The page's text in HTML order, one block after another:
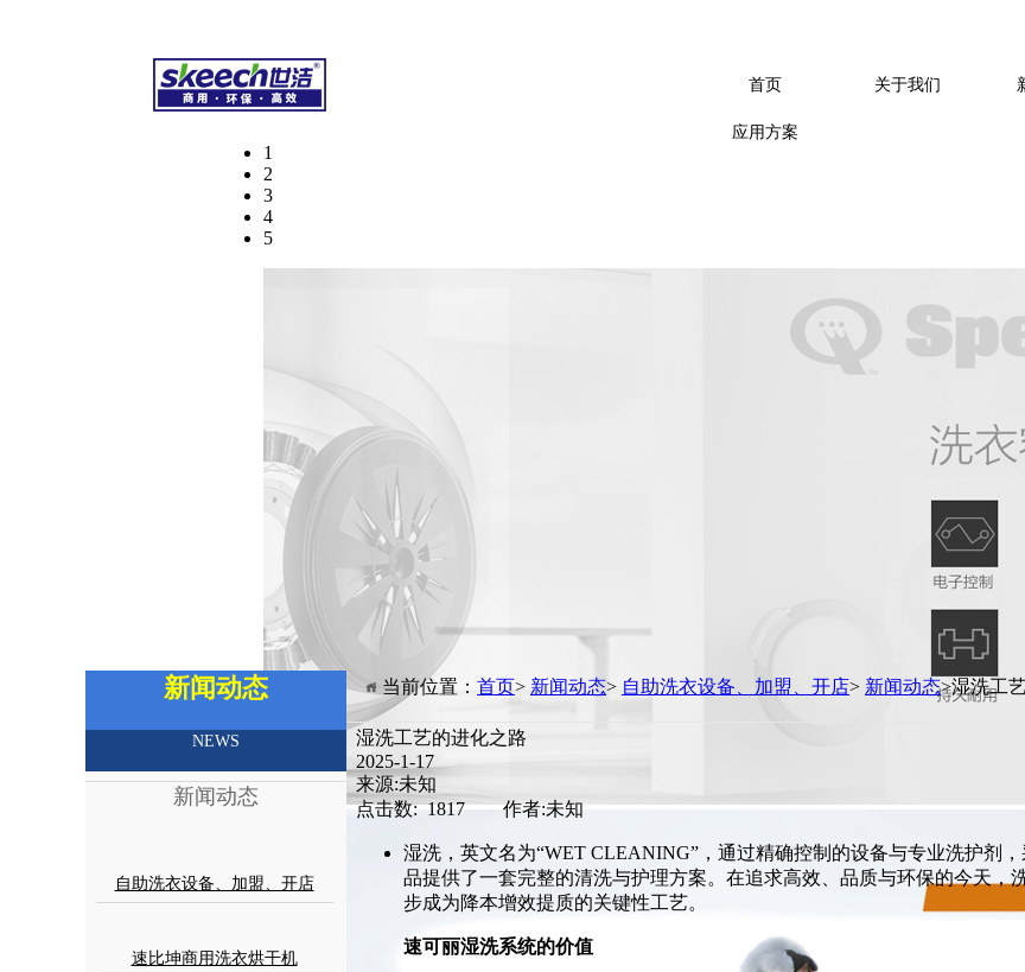
首页 关于我们
应用方案
1
2
3
4
5
新闻动态
NEWS
新闻动态
自助洗衣设备、加盟、开店
速比坤商用洗衣烘干机
当前位置： 首页> 新闻动态> 自助洗衣设备、加盟、开店> 新闻动态>湿洗工
湿洗工艺的进化之路
2025-1-17
来源:未知
点击数: 1817 作者:未知
湿洗，英文名为“WET CLEANING”，通过精确控制的设备与专业洗护剂
品提供了一套完整的清洗与护理方案。在追求高效、品质与环保的今天
步成为降本增效提质的关键性工艺。
速可丽湿洗系统的价值